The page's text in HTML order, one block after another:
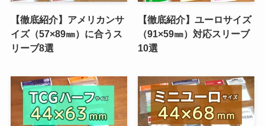
【徹底紹介】アメリカンサ
イズ（57×89㎜）に合うス
リーブ8選
【徹底紹介】ユーロサイズ
（91×59㎜）対応スリーブ
10選